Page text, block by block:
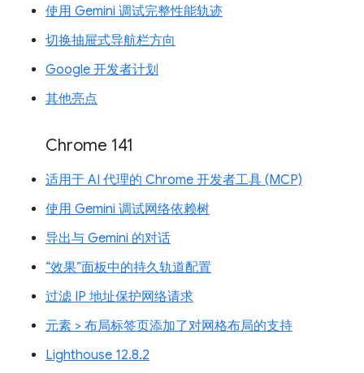
使用 Gemini 调试完整性能轨迹
切换抽屉式导航栏方向
Google 开发者计划
其他亮点
Chrome 141
适用于 AI 代理的 Chrome 开发者工具 (MCP)
使用 Gemini 调试网络依赖树
导出与 Gemini 的对话
“效果”面板中的持久轨道配置
过滤 IP 地址保护网络请求
元素 > 布局标签页添加了对网格布局的支持
Lighthouse 12.8.2